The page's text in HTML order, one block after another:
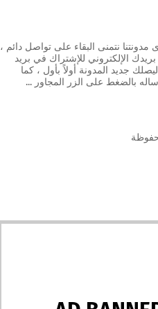
مدونتنا نتمنى البقاء على تواصل دائم ،
الإلكتروني للإشتراك في بريد
جديد المدونة أولاً بأول ، كما
بالضغط على الزر المجاور ...